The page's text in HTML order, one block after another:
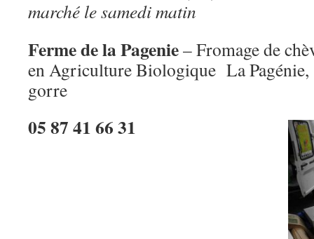
marché le samedi matin
Ferme de la Pagenie– Fromage de
en Agriculture Biologique La Pagénie,
gorre
05 87 41 66 31